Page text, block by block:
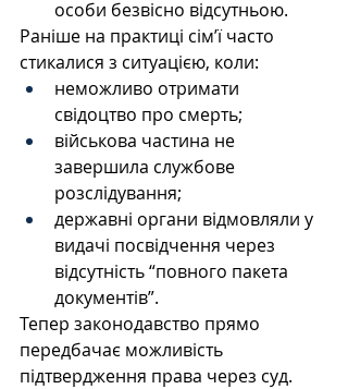
особи безвісно відсутньою.
Раніше на практиці сім’ї часто
стикалися з ситуацією, коли:
неможливо отримати
свідоцтво про смерть;
військова частина не
завершила службове
розслідування;
державні органи відмовляли у
видачі посвідчення через
відсутність “повного пакета
документів”.
Тепер законодавство прямо
передбачає можливість
підтвердження права через суд.